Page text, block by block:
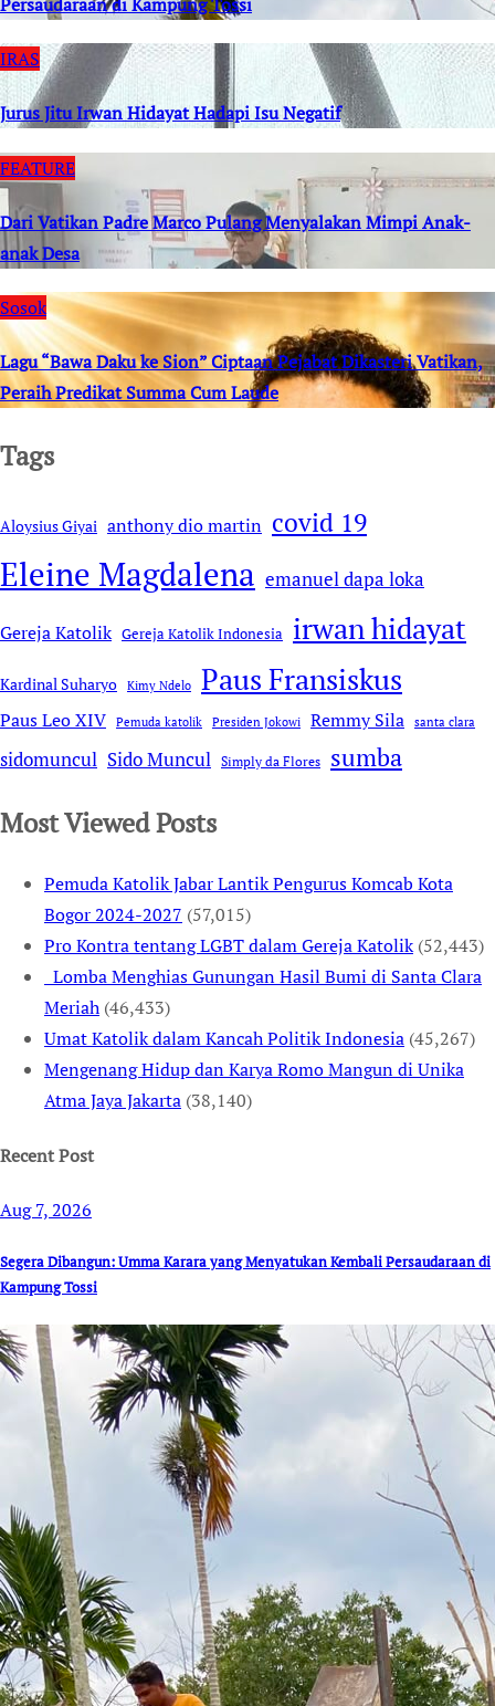
IRAS
Jurus Jitu Irwan Hidayat Hadapi Isu Negatif
FEATURE
Dari Vatikan Padre Marco Pulang Menyalakan Mimpi Anak-
anak Desa
Sosok
Lagu “Bawa Daku ke Sion” Ciptaan Pejabat Dikasteri Vatikan,
Peraih Predikat Summa Cum Laude
Tags
Aloysius Giyai anthony dio martin covid 19
Eleine Magdalena emanuel dapa loka
Gereja Katolik Gereja Katolik Indonesia irwan hidayat
Kardinal Suharyo Kimy Ndelo Paus Fransiskus
Paus Leo XIV Pemuda katolik Presiden Jokowi Remmy Sila santa clara
sidomuncul Sido Muncul Simply da Flores sumba
Most Viewed Posts
Pemuda Katolik Jabar Lantik Pengurus Komcab Kota
Bogor 2024-2027 (57,015)
Pro Kontra tentang LGBT dalam Gereja Katolik (52,443)
Lomba Menghias Gunungan Hasil Bumi di Santa Clara
Meriah (46,433)
Umat Katolik dalam Kancah Politik Indonesia (45,267)
Mengenang Hidup dan Karya Romo Mangun di Unika
Atma Jaya Jakarta (38,140)
Recent Post
Aug 7, 2026
Segera Dibangun: Umma Karara yang Menyatukan Kembali Persaudaraan di
Kampung Tossi